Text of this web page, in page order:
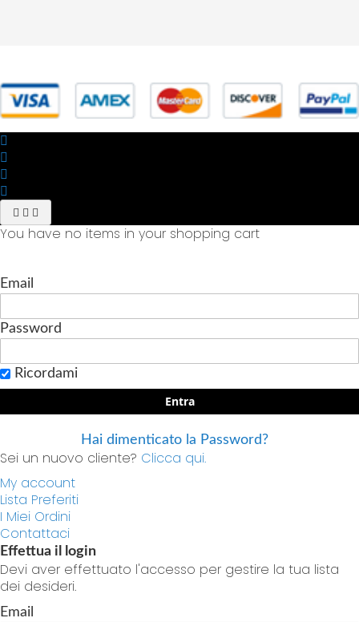
You have no items in your shopping cart
Email
Password
Ricordami
Entra
Hai dimenticato la Password?
Sei un nuovo cliente? Clicca qui.
My account
Lista Preferiti
I Miei Ordini
Contattaci
Effettua il login
Devi aver effettuato l'accesso per gestire la tua lista
dei desideri.
Email